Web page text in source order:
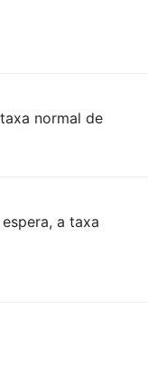
normal de
a taxa